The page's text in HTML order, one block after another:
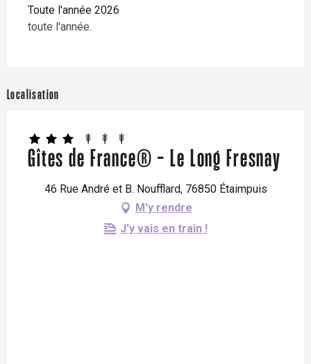
Toute l'année 2026
toute l'année.
Localisation
Gîtes de France® - Le Long Fresnay
46 Rue André et B. Noufflard, 76850 Étaimpuis
M'y rendre
J'y vais en train !